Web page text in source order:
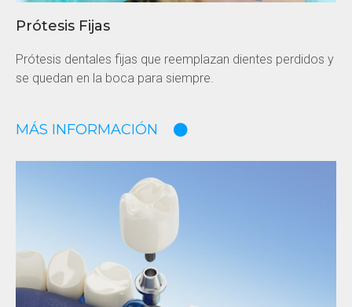
Prótesis Fijas
Prótesis dentales fijas que reemplazan dientes perdidos y
se quedan en la boca para siempre.
MÁS INFORMACIÓN